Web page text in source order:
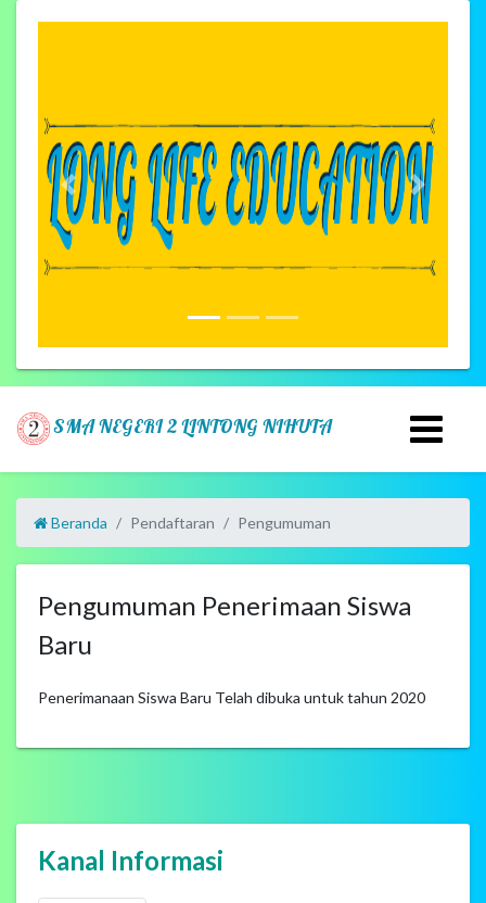
Previous Next
SMA NEGERI 2 LINTONG NIHUTA
Beranda Pendaftaran Pengumuman
Pengumuman Penerimaan Siswa
Baru
Penerimanaan Siswa Baru Telah dibuka untuk tahun 2020
Kanal Informasi